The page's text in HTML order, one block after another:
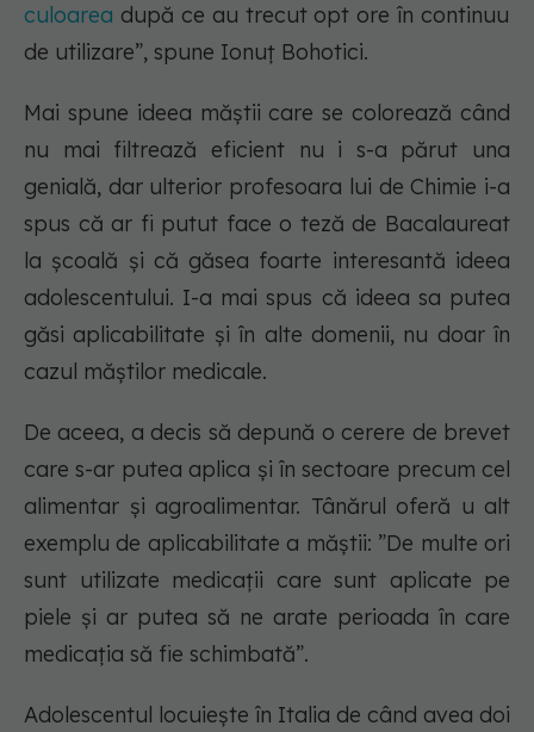
culoarea după ce au trecut opt ore în continuu
de utilizare”, spune Ionuț Bohotici.
Mai spune ideea măștii care se colorează când
nu mai filtrează eficient nu i s-a părut una
genială, dar ulterior profesoara lui de Chimie i-a
spus că ar fi putut face o teză de Bacalaureat
la școală și că găsea foarte interesantă ideea
adolescentului. I-a mai spus că ideea sa putea
găsi aplicabilitate și în alte domenii, nu doar în
cazul măștilor medicale.
De aceea, a decis să depună o cerere de brevet
care s-ar putea aplica și în sectoare precum cel
alimentar și agroalimentar. Tânărul oferă u alt
exemplu de aplicabilitate a măștii: ”De multe ori
sunt utilizate medicații care sunt aplicate pe
piele și ar putea să ne arate perioada în care
medicația să fie schimbată”.
Adolescentul locuiește în Italia de când avea doi